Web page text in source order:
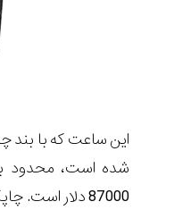
این ساعت که با بند
87000 دلار